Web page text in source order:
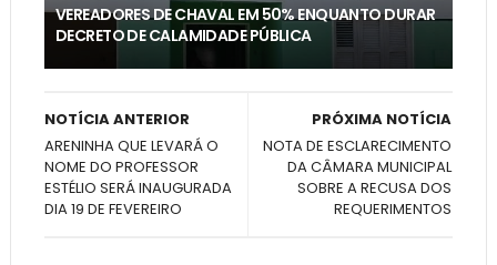
VEREADORES DE CHAVAL EM 50% ENQUANTO DURAR
DECRETO DE CALAMIDADE PÚBLICA
PRÓXIMA NOTÍCIA
NOTA DE ESCLARECIMENTO
DA CÂMARA MUNICIPAL
SOBRE A RECUSA DOS
REQUERIMENTOS
NOTÍCIA ANTERIOR
ARENINHA QUE LEVARÁ O
NOME DO PROFESSOR
ESTÉLIO SERÁ INAUGURADA
DIA 19 DE FEVEREIRO